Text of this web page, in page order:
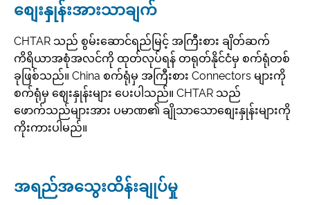
စျေးနှုန်းအားသာချက်
CHTAR သည် စွမ်းဆောင်ရည်မြင့် အကြီးစား ချိတ်ဆက်
ကိရိယာအစုံအလင်ကို ထုတ်လုပ်ရန် တရုတ်နိုင်ငံမှ စက်ရုံတစ်
ခုဖြစ်သည်။ China စက်ရုံမှ အကြီးစား Connectors များကို
စက်ရုံမှ ဈေးနှုန်းများ ပေးပါသည်။ CHTAR သည်
ဖောက်သည်များအား ပမာဏ၏ ချိုသာသောစျေးနှုန်းများကို
ကိုးကားပါမည်။
အရည်အသွေးထိန်းချုပ်မှု